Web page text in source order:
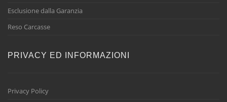
Esclusione dalla Garanzia
Reso Carcasse
PRIVACY ED INFORMAZIONI
Privacy Policy